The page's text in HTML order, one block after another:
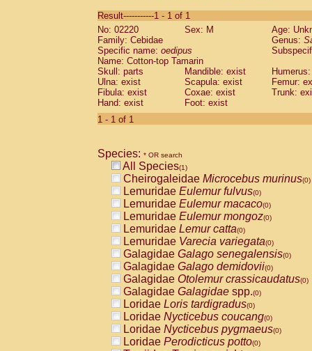
CebidaeSaguinus labiatus(0)
Cebidae Saguinus leucopus (0)
Cebidae
CebidaeSaguinus mystax
Cebidae Saguinus nigricollis (0)
Cebidae Saguinus oedipus
Cebidae Saguinus weddelli
Cebidae Saguinusspp.
Cebidae
CebidaeCebus capucinus
CebidaeCebus nigrivittatus
CebidaeCebus spp.(0)
CebidaeSaimiri boliviensis(0)
CebidaeSaimiri sciureus(0)
AtelidaeAlouatta caraya(0)
AtelidaeAlouatta fusca(0)
AtelidaeAlouatta seniculus(0)
AtelidaeAlouattaspp.(0)
AtelidaeAteles belzebuth(0)
AtelidaeAteles geoffroyi(0)
AtelidaeAteles paniscus(0)
AtelidaeAtelesspp.(0)
AtelidaeLagothrix lagothricha(0)
AtelidaeLagothrix lagothricha cana
PitheciidaeCacajao calvus
Result-----------1 - 1 of 1
No: 02220
Sex: M
Age:
Family: Cebidae
Genus:
Specific name: oedipus
Name: Cotton-top Tamarin
Skull: parts
Mandible: exist
Ulna: exist
Scapula: exist
Femur:
Fibula: exist
Coxae: exist
Trunk:
Hand: exist
Foot: exist
1 - 1 of 1
Species: * OR search
All Species(1)
Cheirogaleidae Microcebus murinus(0)
Lemuridae Eulemur fulvus(0)
Lemuridae Eulemur macaco(0)
Lemuridae Eulemur mongoz(0)
Lemuridae Lemur catta(0)
Lemuridae Varecia variegata(0)
Galagidae Galago senegalensis(0)
Galagidae Galago demidovii(0)
Galagidae Otolemur crassicaudatus(0)
Galagidae Galagidae spp.(0)
Loridae Loris tardigradus(0)
Loridae Nycticebus coucang(0)
Loridae Nycticebus pygmaeus(0)
Loridae Perodicticus potto(0)